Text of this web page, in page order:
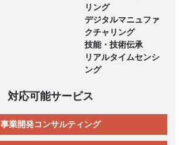
リング
デジタルマニュファ
クチャリング
技能・技術伝承
リアルタイムセンシ
ング
対応可能サービス
事業開発コンサルティング